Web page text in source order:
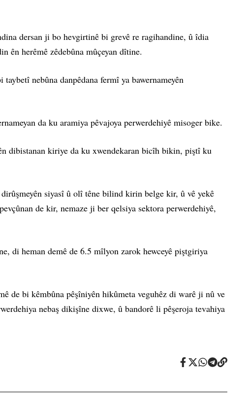
dersan ji bo hevgirtinê bi grevê re ragihandine, û îdia
ên herêmê zêdebûna mûçeyan dîtine.
nebûna danpêdana fermî ya bawernameyên
da ku aramiya pêvajoya perwerdehiyê misoger bike.
dibistanan kiriye da ku xwendekaran bicîh bikin, piştî ku
siyasî û olî têne bilind kirin belge kir, û vê yekê
de kir, nemaze ji ber qelsiya sektora perwerdehiyê,
di heman demê de 6.5 mîlyon zarok hewceyê piştgiriya
de bi kêmbûna pêşîniyên hikûmeta veguhêz di warê ji nû ve
nebaş dikişîne dixwe, û bandorê li pêşeroja tevahiya